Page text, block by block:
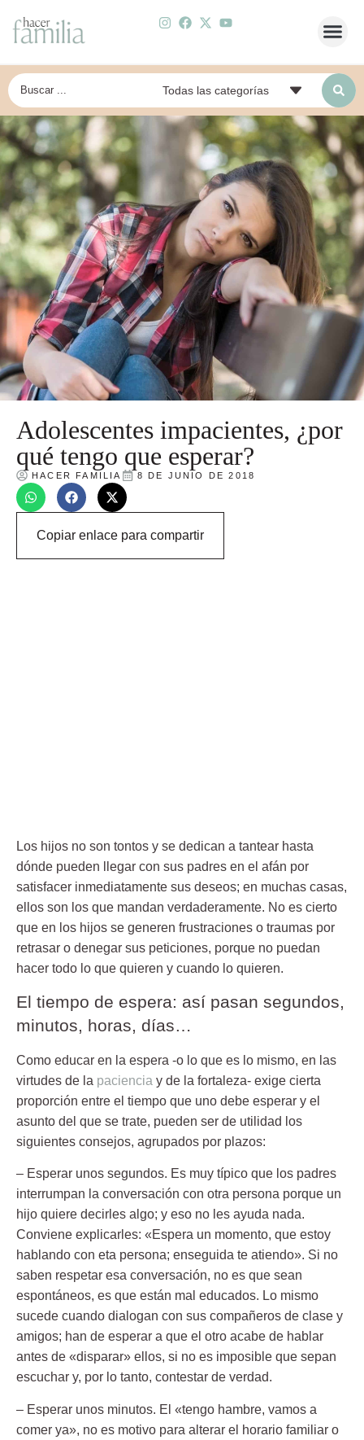
Adolescentes impacientes, ¿por
qué tengo que esperar?
HACER FAMILIA 8 DE JUNIO DE 2018
Copiar enlace para compartir
Los hijos no son tontos y se dedican a tantear hasta
dónde pueden llegar con sus padres en el afán por
satisfacer inmediatamente sus deseos; en muchas casas,
ellos son los que mandan verdaderamente. No es cierto
que en los hijos se generen frustraciones o traumas por
retrasar o denegar sus peticiones, porque no puedan
hacer todo lo que quieren y cuando lo quieren.
El tiempo de espera: así pasan segundos,
minutos, horas, días…
Como educar en la espera -o lo que es lo mismo, en las
virtudes de la paciencia y de la fortaleza- exige cierta
proporción entre el tiempo que uno debe esperar y el
asunto del que se trate, pueden ser de utilidad los
siguientes consejos, agrupados por plazos:
– Esperar unos segundos. Es muy típico que los padres
interrumpan la conversación con otra persona porque un
hijo quiere decirles algo; y eso no les ayuda nada.
Conviene explicarles: «Espera un momento, que estoy
hablando con eta persona; enseguida te atiendo». Si no
saben respetar esa conversación, no es que sean
espontáneos, es que están mal educados. Lo mismo
sucede cuando dialogan con sus compañeros de clase y
amigos; han de esperar a que el otro acabe de hablar
antes de «disparar» ellos, si no es imposible que sepan
escuchar y, por lo tanto, contestar de verdad.
– Esperar unos minutos. El «tengo hambre, vamos a
comer ya», no es motivo para alterar el horario familiar o